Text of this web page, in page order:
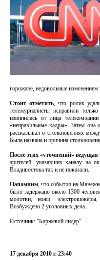
горожане, недовольные изменением
Стоит отметить, что ролик
тележурналисты исправили
извинилась от лица
«неправильные кадры». Затем
рассказывал о столкновениях
Была названа и причина
После этих «уточнений»
зрителей, указавших каналу на
Владивостока так и не показали.
Напомним, что события на
было задержано около 1300
молотки, ножи,
Возбуждено 2 уголовных дела.
Источник: "Биржевой лидер"
17 декабря 2010 г. 23:40